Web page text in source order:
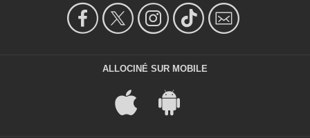
ALLOCINÉ SUR MOBILE